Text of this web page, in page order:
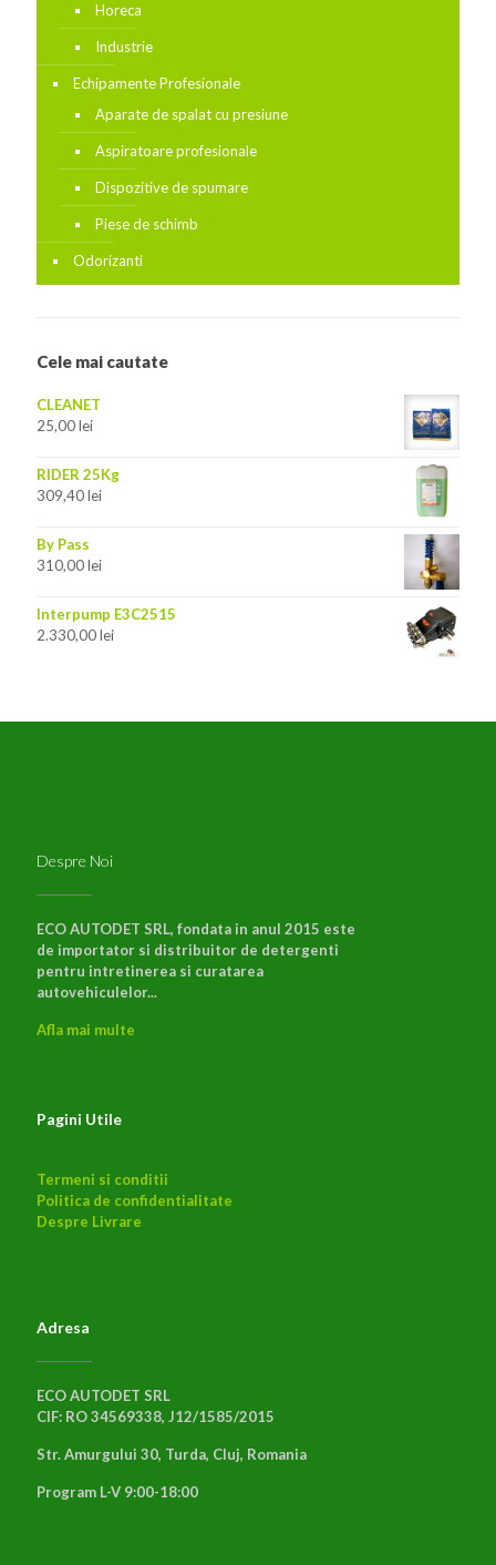
Horeca
Industrie
Echipamente Profesionale
Aparate de spalat cu presiune
Aspiratoare profesionale
Dispozitive de spumare
Piese de schimb
Odorizanti
Cele mai cautate
CLEANET
25,00lei
RIDER 25Kg
309,40lei
By Pass
310,00lei
Interpump E3C2515
2.330,00lei
Despre Noi
ECO AUTODET SRL, fondata in anul 2015 este
de importator si distribuitor de detergenti
pentru intretinerea si curatarea
autovehiculelor...
Afla mai multe
Pagini Utile
Termeni si conditii
Politica de confidentialitate
Despre Livrare
Adresa
ECO AUTODET SRL
CIF: RO 34569338, J12/1585/2015
Str. Amurgului 30, Turda, Cluj, Romania
Program L-V 9:00-18:00